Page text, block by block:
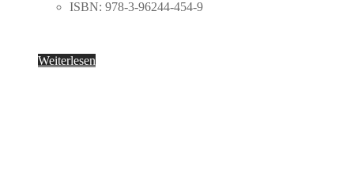
ISBN: 978-3-96244-454-9
Weiterlesen